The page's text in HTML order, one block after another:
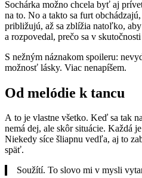
Sochárka možno chcela byť aj
na to. No a takto sa furt
približujú, až sa zblížia natoľko,
a rozpovedal, prečo sa v
S nežným náznakom spoileru:
možnosť lásky. Viac nenapíšem.
Od melódie k tancu
A to je vlastne všetko. Keď sa tak
nemá dej, ale skôr situácie. Každá
Niekedy síce šliapnu vedľa, aj to
späť.
Soužítí. To slovo mi v mysli